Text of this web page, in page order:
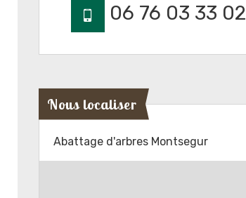
06 76 03 33 02
Nous localiser
Abattage d'arbres Montsegur